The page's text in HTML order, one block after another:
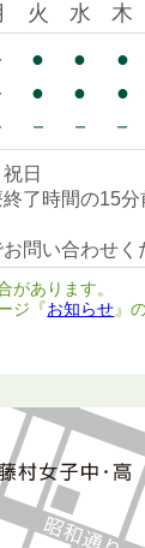
日
了時間の15分
問い合わせく
火 水 木
● ● ●
● ● ●
－ － －
があります。
ジ『お知らせ 』